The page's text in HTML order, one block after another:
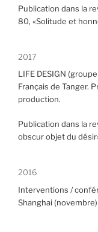
Publication dans la
80, «Solitude et
2017
LIFE DESIGN
Français de Tanger.
production.
Publication dans la
obscur objet du
2016
Interventions /
Shanghai (novembre)